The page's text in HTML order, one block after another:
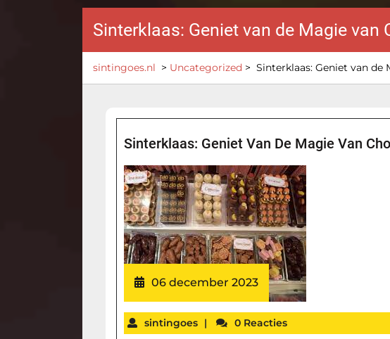
Sinterklaas: Geniet van de Magie van
sintingoes.nl > Uncategorized > Sinterklaas: Geniet van de
Sinterklaas: Geniet Van De Magie Van
06 december 2023
sintingoes | 0 Reacties